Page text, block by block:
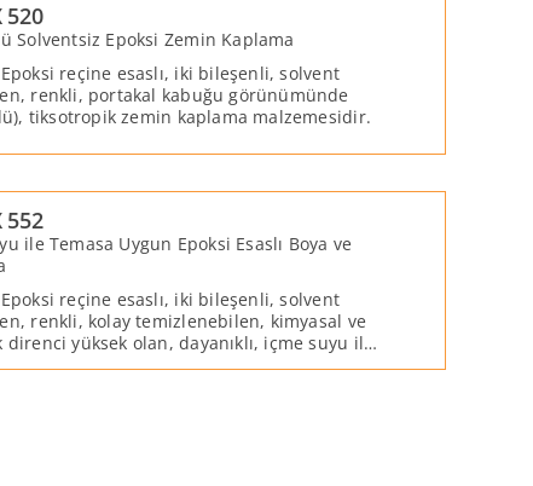
520
Solventsiz Epoksi Zemin Kaplama
Epoksi reçine esaslı, iki bileşenli, solvent
renkli, portakal kabuğu görünümünde
tiksotropik zemin kaplama malzemesidir.
552
ile Temasa Uygun Epoksi Esaslı Boya ve
Epoksi reçine esaslı, iki bileşenli, solvent
renkli, kolay temizlenebilen, kimyasal ve
direnci yüksek olan, dayanıklı, içme suyu ile
bir boya ve kaplama malzemesidir.